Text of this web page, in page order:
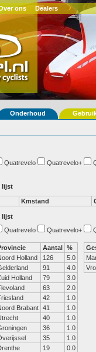
ons Dealers
Onderhoud
Quatrevelo Quatrevelo+
lijst
Kmstand
lijst
Quatrevelo Quatrevelo+
Aantal %
Holland
126
5.0
91
4.0
Holland
79
3.0
63
2.0
42
1.0
Brabant 41
1.0
40
1.0
36
1.0
35
1.0
19
0.0